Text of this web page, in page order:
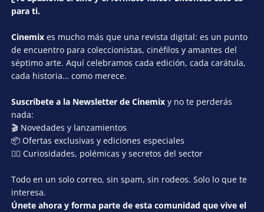
para ti.
Cinemix es mucho más que una revista digital: es un punto
de encuentro para coleccionistas, cinéfilos y amantes del
séptimo arte. Aquí celebramos cada edición, cada carátula,
cada historia… como merece.
Suscríbete a la Newsletter de Cinemix y no te perderás
nada:
🎬 Novedades y lanzamientos
📦 Ofertas exclusivas y ediciones especiales
🕵️‍♂️ Curiosidades, polémicas y secretos del sector
Todo en un solo correo, sin spam, sin rodeos. Solo lo que te
interesa.
Únete ahora y forma parte de esta comunidad que vive el